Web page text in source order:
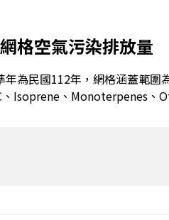
格空氣污染排放量
為民國112年，網格涵蓋範圍
Isoprene、Monoterpenes、